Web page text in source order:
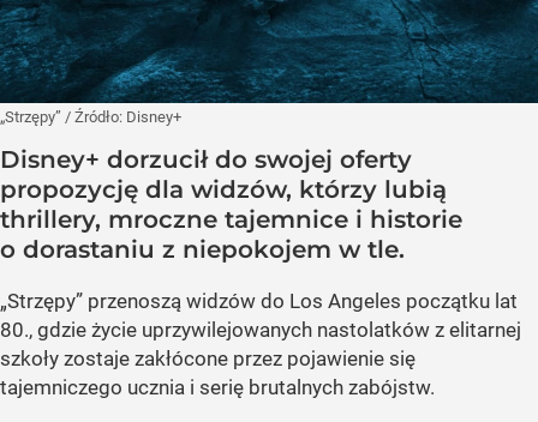
„Strzępy” / Źródło: Disney+
Disney+ dorzucił do swojej oferty
propozycję dla widzów, którzy lubią
thrillery, mroczne tajemnice i historie
o dorastaniu z niepokojem w tle.
„Strzępy” przenoszą widzów do Los Angeles początku lat
80., gdzie życie uprzywilejowanych nastolatków z elitarnej
szkoły zostaje zakłócone przez pojawienie się
tajemniczego ucznia i serię brutalnych zabójstw.